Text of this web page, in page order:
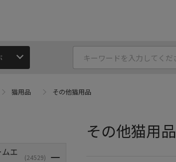
猫用品 その他猫用品
エ
(24529)
その他猫用品